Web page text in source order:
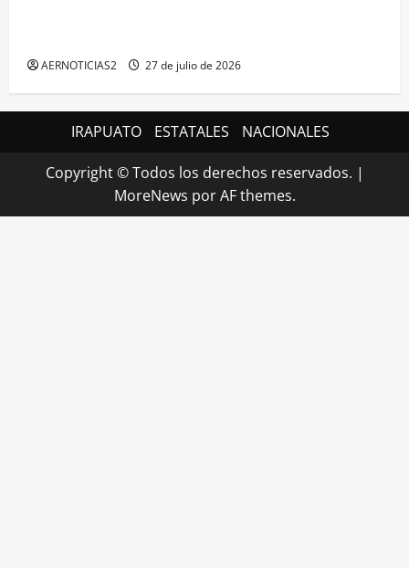
AERNOTICIAS2 27 de julio de 2026
IRAPUATO ESTATALES NACIONALES
Copyright © Todos los derechos reservados. |
MoreNews por AF themes.